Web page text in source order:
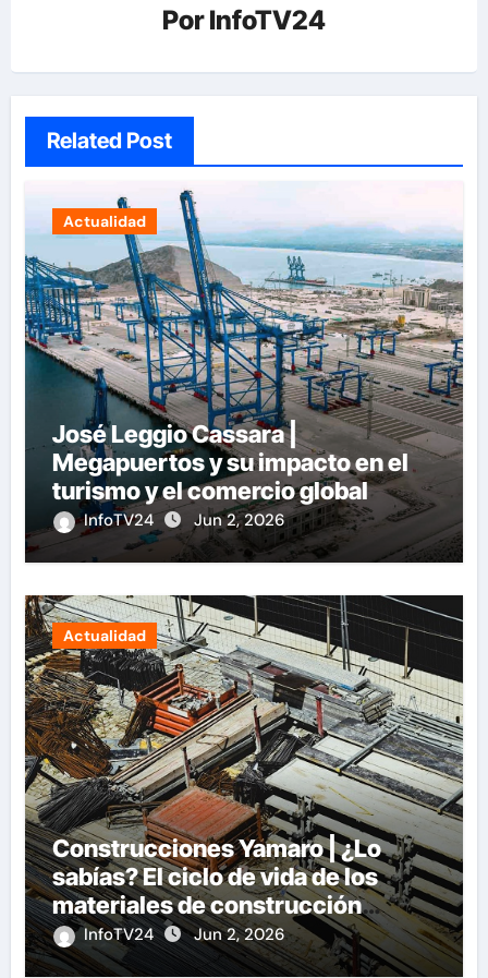
PorInfoTV24
Related Post
Actualidad
José Leggio Cassara |
Megapuertos y su impacto en el
turismo y el comercio global
InfoTV24 Jun 2, 2026
Actualidad
Construcciones Yamaro | ¿Lo
sabías? El ciclo de vida de los
materiales de construcción
revoluciona eficiencia en
proyectos modernos
InfoTV24 Jun 2, 2026